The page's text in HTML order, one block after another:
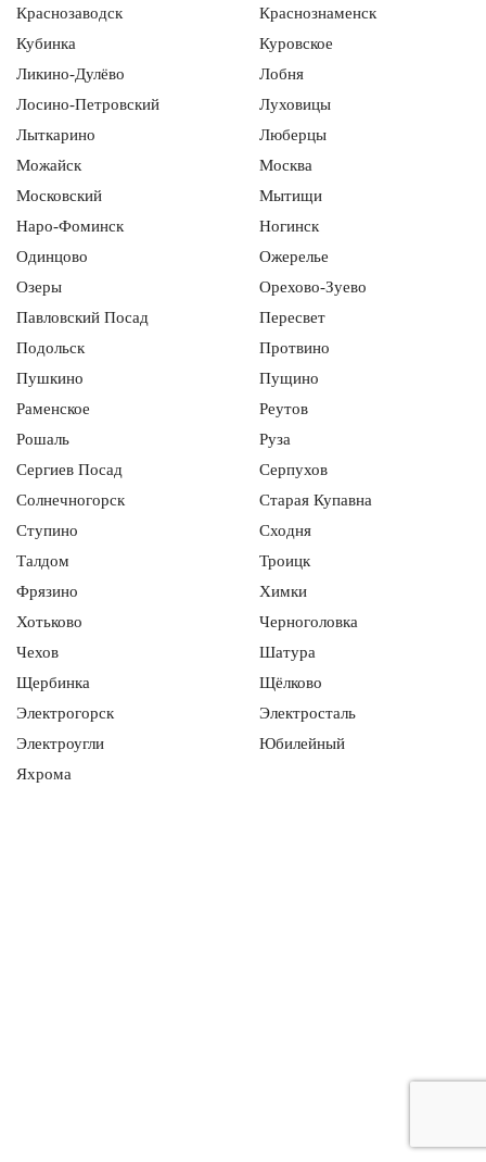
Краснозаводск
Краснознаменск
Кубинка
Куровское
Ликино-Дулёво
Лобня
Лосино-Петровский
Луховицы
Лыткарино
Люберцы
Можайск
Москва
Московский
Мытищи
Наро-Фоминск
Ногинск
Одинцово
Ожерелье
Озеры
Орехово-Зуево
Павловский Посад
Пересвет
Подольск
Протвино
Пушкино
Пущино
Раменское
Реутов
Рошаль
Руза
Сергиев Посад
Серпухов
Солнечногорск
Старая Купавна
Ступино
Сходня
Талдом
Троицк
Фрязино
Химки
Хотьково
Черноголовка
Чехов
Шатура
Щербинка
Щёлково
Электрогорск
Электросталь
Электроугли
Юбилейный
Яхрома